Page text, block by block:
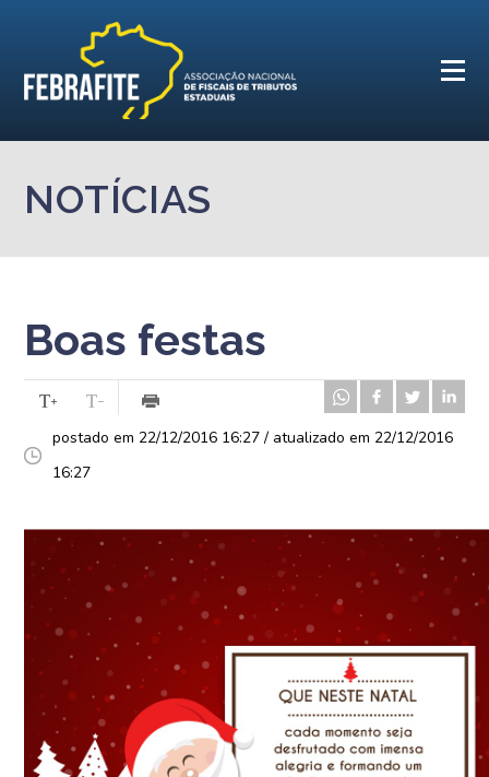
NOTÍCIAS
Boas festas
postado em 22/12/2016 16:27 / atualizado em 22/12/2016
16:27